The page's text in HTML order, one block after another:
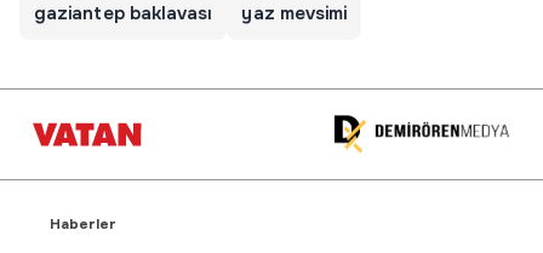
gaziantep baklavası yaz mevsimi
Haberler